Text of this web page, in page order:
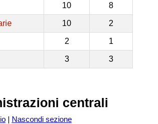
10 8
10 2
2 1
3 3
centrali
| Nascondi sezione